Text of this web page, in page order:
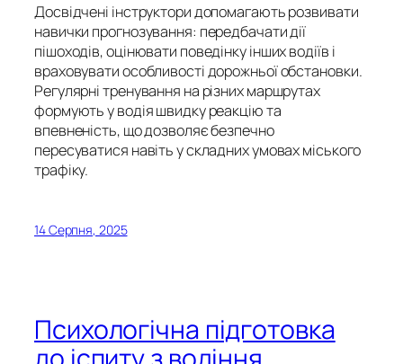
Досвідчені інструктори допомагають розвивати
навички прогнозування: передбачати дії
пішоходів, оцінювати поведінку інших водіїв і
враховувати особливості дорожньої обстановки.
Регулярні тренування на різних маршрутах
формують у водія швидку реакцію та
впевненість, що дозволяє безпечно
пересуватися навіть у складних умовах міського
трафіку.
14 Серпня, 2025
Психологічна підготовка